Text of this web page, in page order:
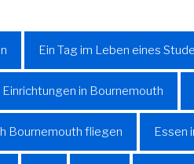
Ein Tag im Leben eines
in Bournemouth
Bournemouth fliegen Essen